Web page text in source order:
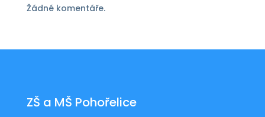
Žádné komentáře.
ZŠ a MŠ Pohořelice